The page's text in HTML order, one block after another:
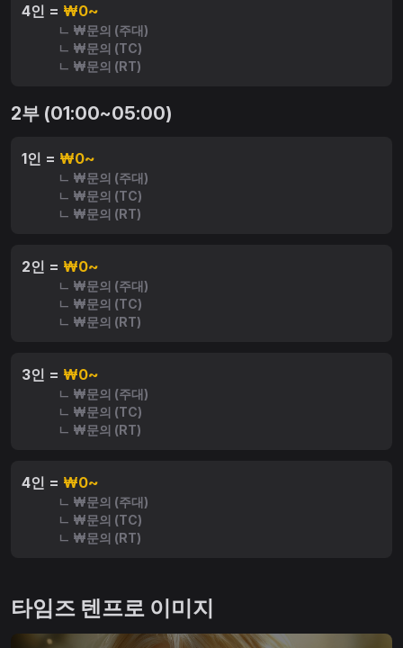
4인 = ₩0~
ㄴ ₩문의 (주대)
ㄴ ₩문의 (TC)
ㄴ ₩문의 (RT)
2부 (01:00~05:00)
1인 = ₩0~
ㄴ ₩문의 (주대)
ㄴ ₩문의 (TC)
ㄴ ₩문의 (RT)
2인 = ₩0~
ㄴ ₩문의 (주대)
ㄴ ₩문의 (TC)
ㄴ ₩문의 (RT)
3인 = ₩0~
ㄴ ₩문의 (주대)
ㄴ ₩문의 (TC)
ㄴ ₩문의 (RT)
4인 = ₩0~
ㄴ ₩문의 (주대)
ㄴ ₩문의 (TC)
ㄴ ₩문의 (RT)
타임즈 텐프로 이미지